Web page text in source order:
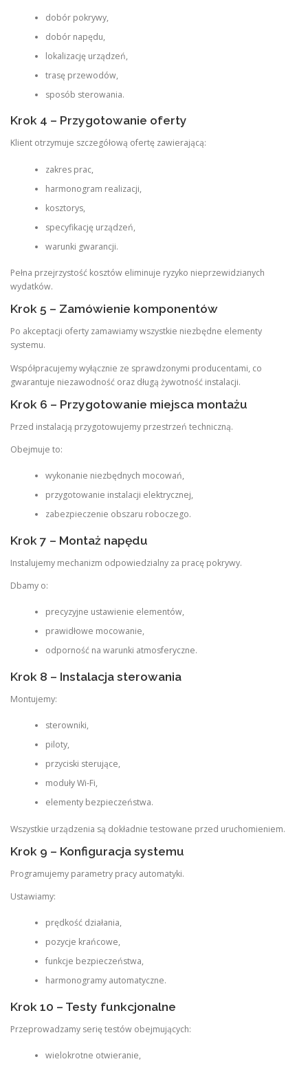
dobór pokrywy,
dobór napędu,
lokalizację urządzeń,
trasę przewodów,
sposób sterowania.
Krok 4 – Przygotowanie oferty
Klient otrzymuje szczegółową ofertę zawierającą:
zakres prac,
harmonogram realizacji,
kosztorys,
specyfikację urządzeń,
warunki gwarancji.
Pełna przejrzystość kosztów eliminuje ryzyko nieprzewidzianych
wydatków.
Krok 5 – Zamówienie komponentów
Po akceptacji oferty zamawiamy wszystkie niezbędne elementy
systemu.
Współpracujemy wyłącznie ze sprawdzonymi producentami, co
gwarantuje niezawodność oraz długą żywotność instalacji.
Krok 6 – Przygotowanie miejsca montażu
Przed instalacją przygotowujemy przestrzeń techniczną.
Obejmuje to:
wykonanie niezbędnych mocowań,
przygotowanie instalacji elektrycznej,
zabezpieczenie obszaru roboczego.
Krok 7 – Montaż napędu
Instalujemy mechanizm odpowiedzialny za pracę pokrywy.
Dbamy o:
precyzyjne ustawienie elementów,
prawidłowe mocowanie,
odporność na warunki atmosferyczne.
Krok 8 – Instalacja sterowania
Montujemy:
sterowniki,
piloty,
przyciski sterujące,
moduły Wi-Fi,
elementy bezpieczeństwa.
Wszystkie urządzenia są dokładnie testowane przed uruchomieniem.
Krok 9 – Konfiguracja systemu
Programujemy parametry pracy automatyki.
Ustawiamy:
prędkość działania,
pozycje krańcowe,
funkcje bezpieczeństwa,
harmonogramy automatyczne.
Krok 10 – Testy funkcjonalne
Przeprowadzamy serię testów obejmujących:
wielokrotne otwieranie,